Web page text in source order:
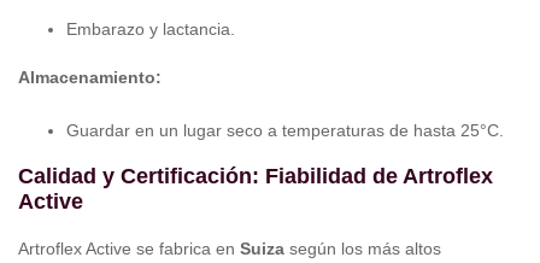
Embarazo y lactancia.
Almacenamiento:
Guardar en un lugar seco a temperaturas de hasta 25°C.
Calidad y Certificación: Fiabilidad de Artroflex
Active
Artroflex Active se fabrica en Suiza según los más altos